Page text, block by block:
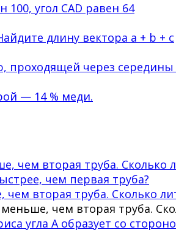
100, угол CAD равен 64
длину вектора a + b + c
проходящей через
— 14 % меди.
вторая труба. Сколько
чем вторая труба.